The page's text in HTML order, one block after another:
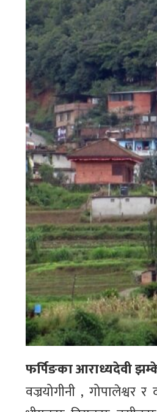
फर्पिङका आराध्यदेवी
वज्रयोगीनी , गोपालेश्वर